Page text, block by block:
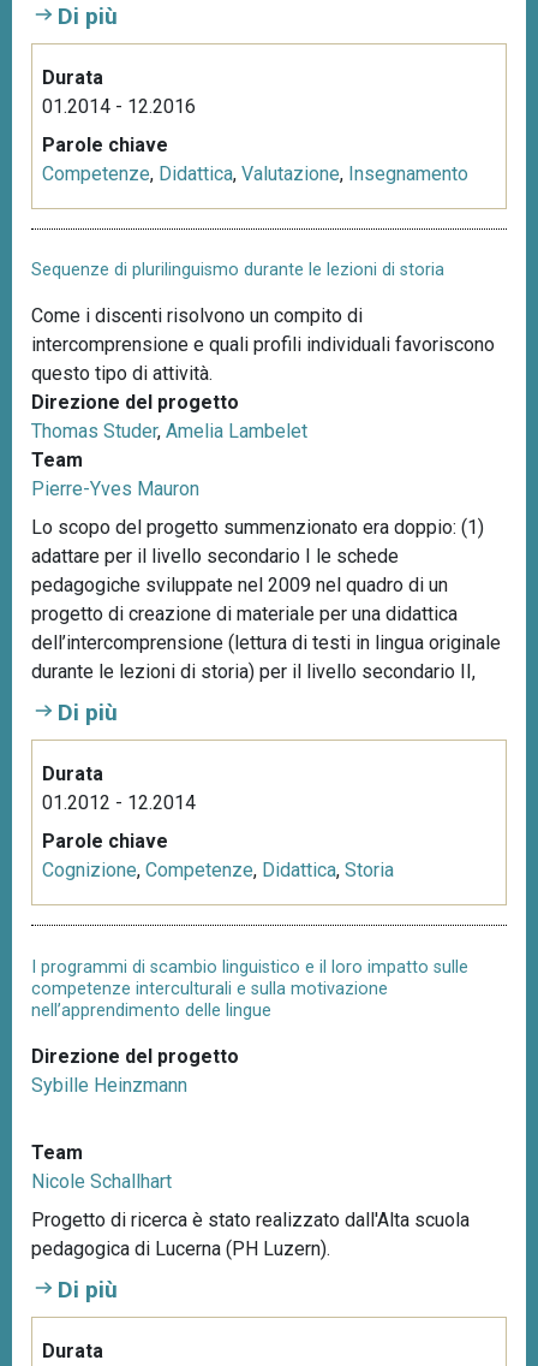
Di più
Durata
01.2014 - 12.2016
Parole chiave
Competenze, Didattica, Valutazione, Insegnamento
Sequenze di plurilinguismo durante le lezioni di storia
Come i discenti risolvono un compito di
intercomprensione e quali profili individuali favoriscono
questo tipo di attività.
Direzione del progetto
Thomas Studer, Amelia Lambelet
Team
Pierre-Yves Mauron
Lo scopo del progetto summenzionato era doppio: (1)
adattare per il livello secondario I le schede
pedagogiche sviluppate nel 2009 nel quadro di un
progetto di creazione di materiale per una didattica
dell’intercomprensione (lettura di testi in lingua originale
durante le lezioni di storia) per il livello secondario II,
Di più
Durata
01.2012 - 12.2014
Parole chiave
Cognizione, Competenze, Didattica, Storia
I programmi di scambio linguistico e il loro impatto sulle
competenze interculturali e sulla motivazione
nell’apprendimento delle lingue
Direzione del progetto
Sybille Heinzmann
Team
Nicole Schallhart
Progetto di ricerca è stato realizzato dall'Alta scuola
pedagogica di Lucerna (PH Luzern).
Di più
Durata